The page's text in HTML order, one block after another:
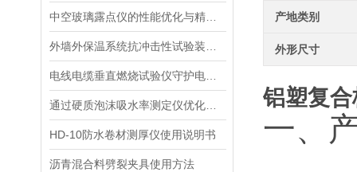
HD-10防水卷材测厚仪使用说明书
沥青混合料劈裂夹具使用方法
产地类别
外形尺寸
铝塑复
一、